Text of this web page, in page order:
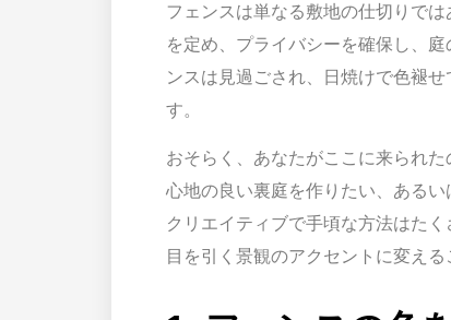
フェンスは単なる敷地の仕切りで
を定め、プライバシーを確保し、
ンスは見過ごされ、日焼けで色褪
す。
おそらく、あなたがここに来られ
心地の良い裏庭を作りたい、ある
クリエイティブで手頃な方法はた
目を引く景観のアクセントに変え